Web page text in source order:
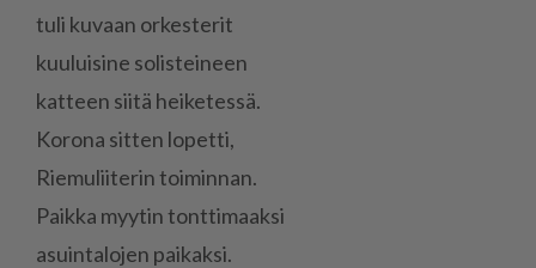
tuli ku­vaan or­kes­te­rit
kuu­lui­si­ne so­lis­tei­neen
kat­teen sii­tä hei­ke­tes­sä.
Ko­ro­na sit­ten lo­pet­ti,
Rie­mu­lii­te­rin toi­min­nan.
Paik­ka myy­tin tont­ti­maak­si
asuin­ta­lo­jen pai­kak­si.